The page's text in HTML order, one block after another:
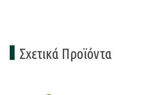
Σχετικά Προϊόντα